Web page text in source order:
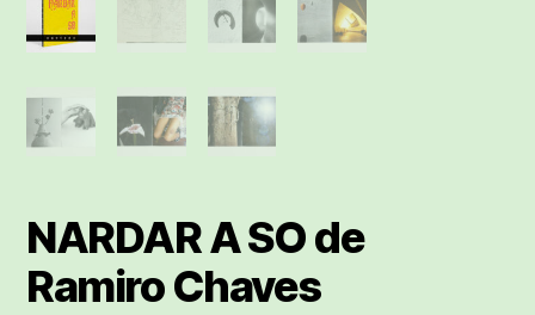
NARDAR A SO de
Ramiro Chaves